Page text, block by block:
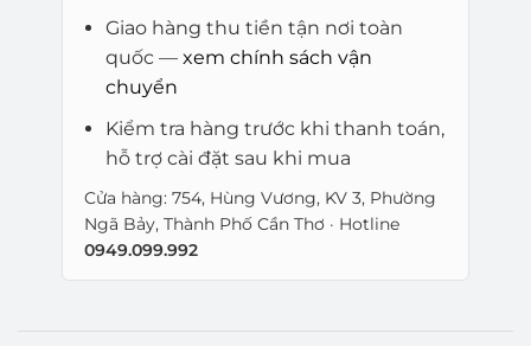
Giao hàng thu tiền tận nơi toàn
quốc — xem chính sách vận
chuyển
Kiểm tra hàng trước khi thanh toán,
hỗ trợ cài đặt sau khi mua
Cửa hàng: 754, Hùng Vương, KV 3, Phường
Ngã Bảy, Thành Phố Cần Thơ · Hotline
0949.099.992